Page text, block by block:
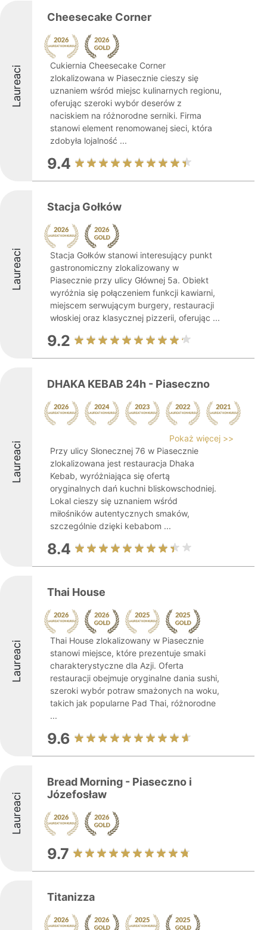
Laureaci
Cheesecake Corner
Cukiernia Cheesecake Corner
zlokalizowana w Piasecznie cieszy się
uznaniem wśród miejsc kulinarnych regionu,
oferując szeroki wybór deserów z
naciskiem na różnorodne serniki. Firma
stanowi element renomowanej sieci, która
zdobyła lojalność ...
9.4
Laureaci
Stacja Gołków
Stacja Gołków stanowi interesujący punkt
gastronomiczny zlokalizowany w
Piasecznie przy ulicy Głównej 5a. Obiekt
wyróżnia się połączeniem funkcji kawiarni,
miejscem serwującym burgery, restauracji
włoskiej oraz klasycznej pizzerii, oferując ...
9.2
Laureaci
DHAKA KEBAB 24h - Piaseczno
Pokaż więcej >>
Przy ulicy Słonecznej 76 w Piasecznie
zlokalizowana jest restauracja Dhaka
Kebab, wyróżniająca się ofertą
oryginalnych dań kuchni bliskowschodniej.
Lokal cieszy się uznaniem wśród
miłośników autentycznych smaków,
szczególnie dzięki kebabom ...
8.4
Laureaci
Thai House
Thai House zlokalizowany w Piasecznie
stanowi miejsce, które prezentuje smaki
charakterystyczne dla Azji. Oferta
restauracji obejmuje oryginalne dania sushi,
szeroki wybór potraw smażonych na woku,
takich jak popularne Pad Thai, różnorodne
...
9.6
Laureaci
Bread Morning - Piaseczno i
Józefosław
9.7
Titanizza